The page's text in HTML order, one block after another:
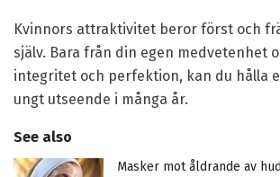
Kvinnors attraktivitet beror först och
själv. Bara från din egen medvetenhet
integritet och perfektion, kan du hålla
ungt utseende i många år.
See also
Masker mot åldrande av